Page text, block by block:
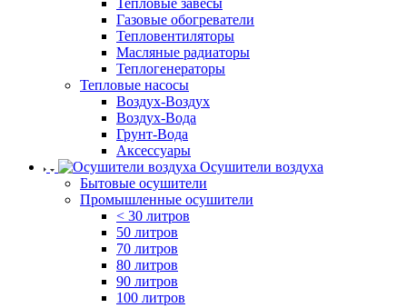
Тепловые завесы
Газовые обогреватели
Тепловентиляторы
Масляные радиаторы
Теплогенераторы
Тепловые насосы
Воздух-Воздух
Воздух-Вода
Грунт-Вода
Аксессуары
Осушители воздуха
Бытовые осушители
Промышленные осушители
< 30 литров
50 литров
70 литров
80 литров
90 литров
100 литров